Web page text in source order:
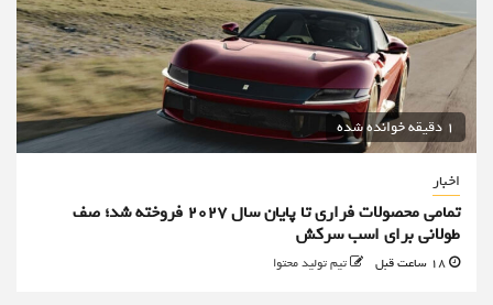
1 دقیقه خوانده شده
اخبار
تمامی محصولات فراری تا پایان سال ۲۰۲۷ فروخته شد؛ صف
طولانی برای اسب سرکش
تیم تولید محتوا